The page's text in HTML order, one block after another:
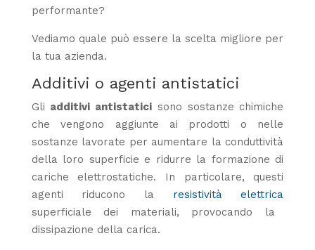
performante?
Vediamo quale può essere la scelta migliore per
la tua azienda.
Additivi o agenti antistatici
Gli additivi antistatici sono sostanze chimiche
che vengono aggiunte ai prodotti o nelle
sostanze lavorate per aumentare la conduttività
della loro superficie e ridurre la formazione di
cariche elettrostatiche. In particolare, questi
agenti riducono la resistività elettrica
superficiale dei materiali, provocando la
dissipazione della carica.